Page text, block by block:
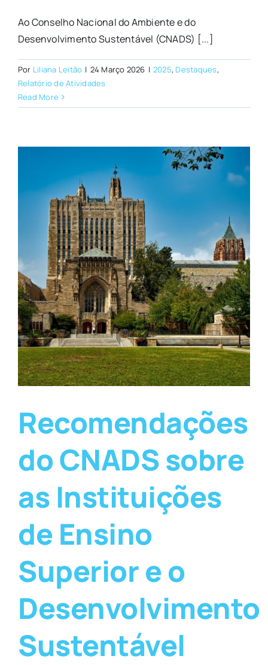
Ao Conselho Nacional do Ambiente e do
Desenvolvimento Sustentável (CNADS) [...]
Por Liliana Leitão | 24 Março 2026 | 2025, Destaques,
Relatório de Atividades
Read More
Recomendações
do CNADS sobre
as Instituições
de Ensino
Superior e o
Desenvolvimento
Sustentável